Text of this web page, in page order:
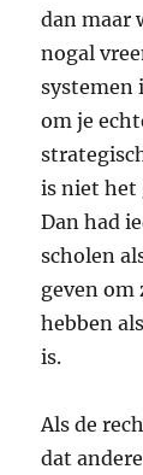
dan maar
nogal
systemen
om je
is niet het
Dan had
scholen
geven om
hebben
is.
Als de
dat